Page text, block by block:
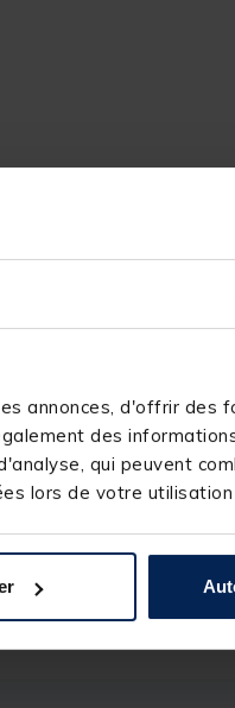
annonces, d'offrir des
des
qui peuvent
lors de votre